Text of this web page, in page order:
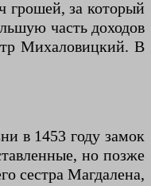
грошей, за который
часть доходов
Михаловицкий. В
в 1453 году замок
но позже
сестра Магдалена,